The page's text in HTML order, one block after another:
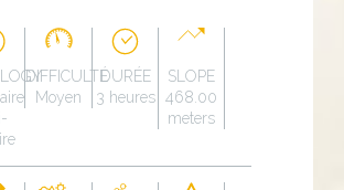
DIFFICULTÉ
Moyen
DURÉE
3 heures
SLOPE
468.00
meters